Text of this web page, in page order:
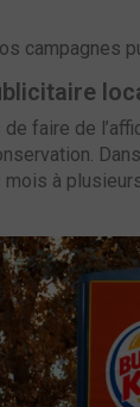
campagnes
faire de
à